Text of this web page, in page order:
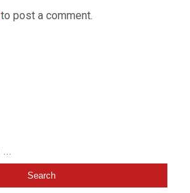
to post a comment.